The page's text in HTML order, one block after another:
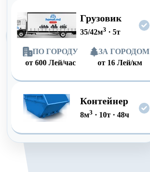
Грузовик
35/42м3 · 5т
ПО ГОРОДУ
от 600 Лей/час
ЗА ГОРОДОМ
от 16 Лей/км
Контейнер
8м3 · 10т· 48ч